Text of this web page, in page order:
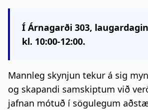
Í Árnagarði 303,
kl. 10:00-12:00.
Mannleg skynjun tekur á sig
og skapandi samskiptum við
jafnan mótuð í sögulegum